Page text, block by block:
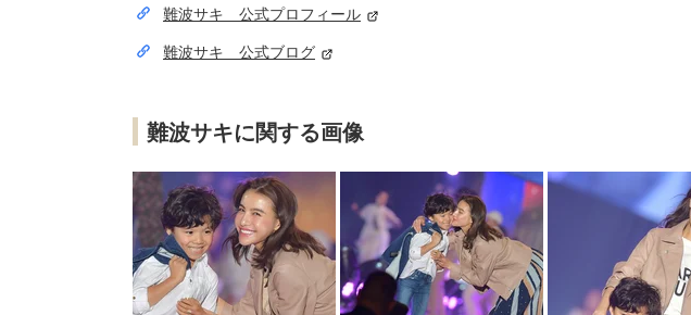
難波サキ 公式プロフィール
難波サキ 公式ブログ
難波サキに関する画像